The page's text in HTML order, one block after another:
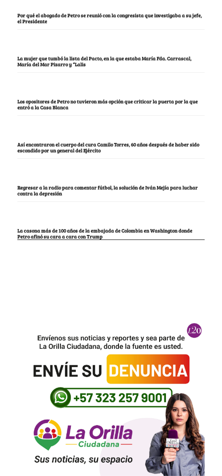
Por qué el abogado de Petro se reunió con la congresista que investigaba a su jefe,
el Presidente
La mujer que tumbó la lista del Pacto, en la que estaba María Fda. Carrascal,
María del Mar Pizarro y “Lalis
Los opositores de Petro no tuvieron más opción que criticar la puerta por la que
entró a la Casa Blanca
Así encontraron el cuerpo del cura Camilo Torres, 60 años después de haber sido
escondido por un general del Ejército
Regresar a la radio para comentar fútbol, la solución de Iván Mejía para luchar
contra la depresión
La casona más de 100 años de la embajada de Colombia en Washington donde
Petro afinó su cara a cara con Trump